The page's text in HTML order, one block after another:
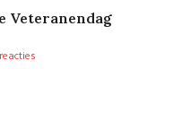
Veteranendag